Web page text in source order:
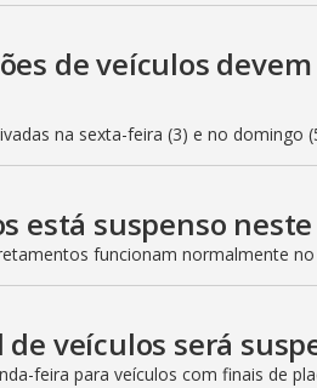
de veículos
na sexta-feira (3) e no domingo
está suspenso
funcionam normalmente no
veículos será
feira para veículos com finais de